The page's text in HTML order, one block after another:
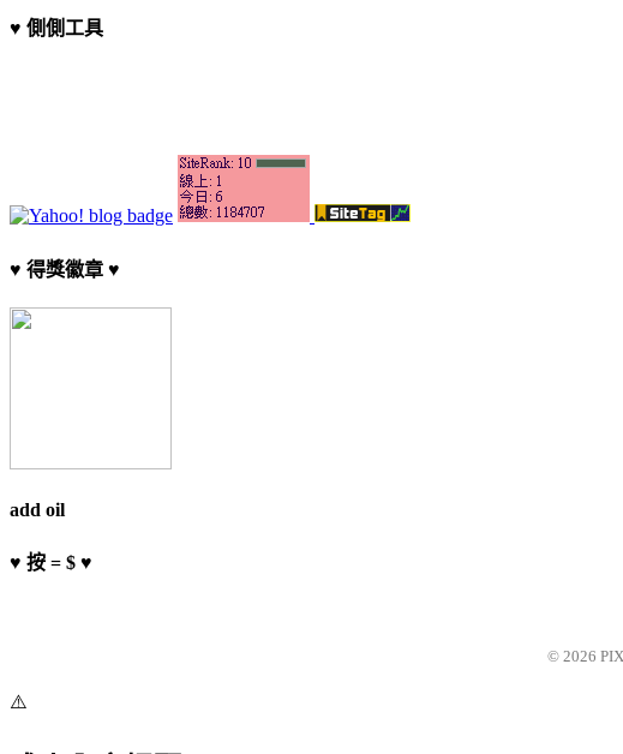
♥ 側側工具
♥ 得獎徽章 ♥
add oil
♥ 按 = $ ♥
© 2026
⚠️